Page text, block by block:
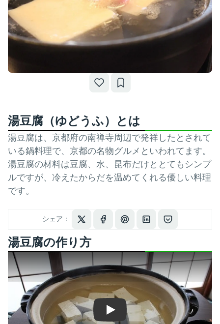
湯豆腐（ゆどうふ）とは
湯豆腐は、京都府の南禅寺周辺で発祥したとされて
いる鍋料理で、京都の名物グルメといわれてます。
湯豆腐の材料は豆腐、水、昆布だけととてもシンプ
ルですが、冷えたからだを温めてくれる優しい料理
です。
シェア：
湯豆腐の作り方
Play